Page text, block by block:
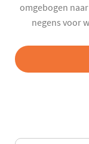
omgebogen
negens voor